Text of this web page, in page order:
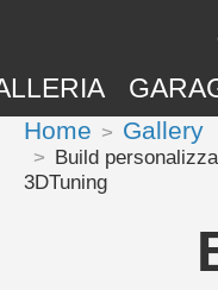
Home Gallery
Build
3DTuning